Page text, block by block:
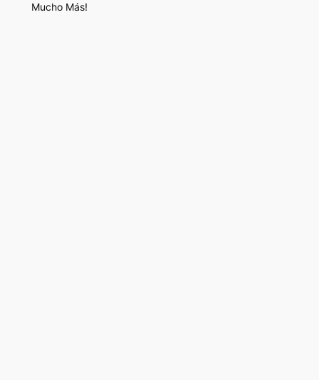
Mucho Más!